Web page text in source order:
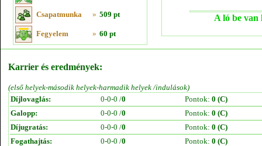
Csapatmunka » 509 pt
Fegyelem » 60 pt
A ló be van
Karrier és eredmények:
(első helyek-második helyek-harmadik helyek /indulások)
Díjlovaglás:
0-0-0 /0 Pontok: 0 (C)
Galopp:
0-0-0 /0 Pontok: 0 (C)
Díjugratás:
0-0-0 /0 Pontok: 0 (C)
Fogathajtás:
0-0-0 /0 Pontok: 0 (C)